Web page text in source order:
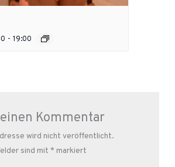
- 19:00
Kommentar
wird nicht veröffentlicht.
sind mit * markiert